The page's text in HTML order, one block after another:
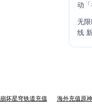
动
无
线
崩坏星穹铁道充值
海外充值原